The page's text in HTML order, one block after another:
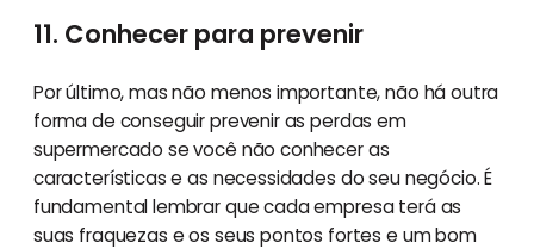
11. Conhecer para prevenir
Por último, mas não menos importante, não há outra
forma de conseguir prevenir as perdas em
supermercado se você não conhecer as
características e as necessidades do seu negócio. É
fundamental lembrar que cada empresa terá as
suas fraquezas e os seus pontos fortes e um bom